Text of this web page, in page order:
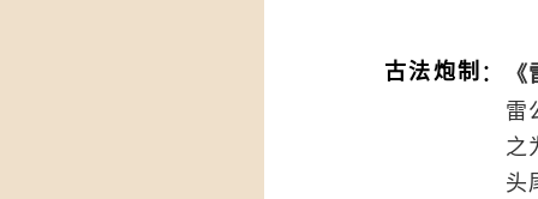
古法炮制：
雷
之
头